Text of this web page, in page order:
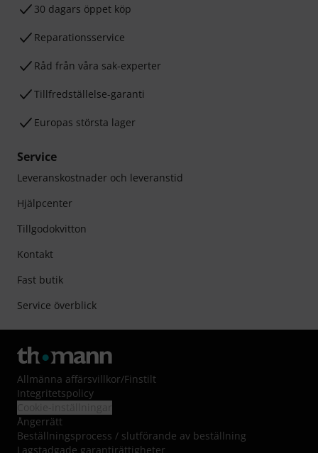
30 dagars öppet köp
Reparationsservice
Råd från våra sak-experter
Tillfredställelse-garanti
Europas största lager
Service
Leveranskostnader och leveranstid
Hjälpcenter
Tillgodokvitton
Kontakt
Fast butik
Service överblick
Allmänna affärsvillkor/Finstilt
Integritetspolicy
Ångerrätt
Beställningsprocess / slutförande av beställning
Lagstadgade garantirättigheter